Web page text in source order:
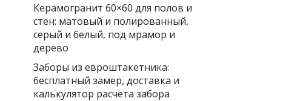
Керамогранит 60×60 для полов и
стен: матовый и полированный,
серый и белый, под мрамор и
дерево
Заборы из евроштакетника:
бесплатный замер, доставка и
калькулятор расчета забора